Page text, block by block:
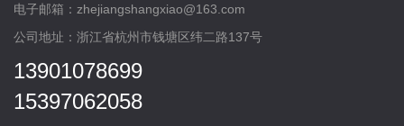
电子邮箱：zhejiangshangxiao@163.com
公司地址：浙江省杭州市钱塘区纬二路137号
13901078699
15397062058